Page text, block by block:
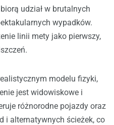
udział w brutalnych
wypadków.
linii mety jako pierwszy,
modelu fizyki,
jest widowiskowe i
różnorodne pojazdy oraz
i alternatywnych ścieżek, co